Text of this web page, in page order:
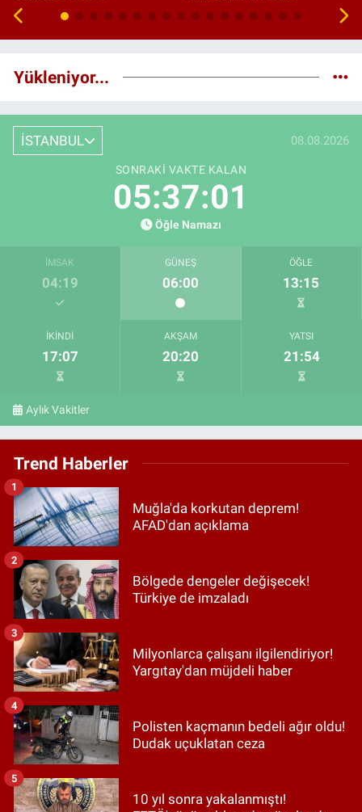
Yükleniyor...
İSTANBUL 08.08.2026
SONRAKI VAKTE KALAN
05:37:00
Öğle Namazı
İMSAK
04:19
GÜNEŞ
06:00
ÖĞLE
13:15
İKINDI
17:07
AKŞAM
20:20
YATSI
21:54
Aylık Vakitler
Trend Haberler
Muğla'da korkutan deprem!
AFAD'dan açıklama
1
Bölgede dengeler değişecek!
Türkiye de imzaladı
2
Milyonlarca çalışanı ilgilendiriyor!
Yargıtay'dan müjdeli haber
3
Polisten kaçmanın bedeli ağır oldu!
Dudak uçuklatan ceza
4
10 yıl sonra yakalanmıştı!
5